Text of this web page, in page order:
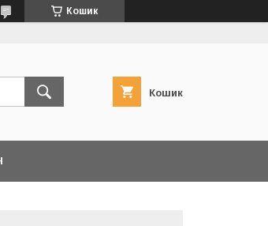
Кошик
Кошик